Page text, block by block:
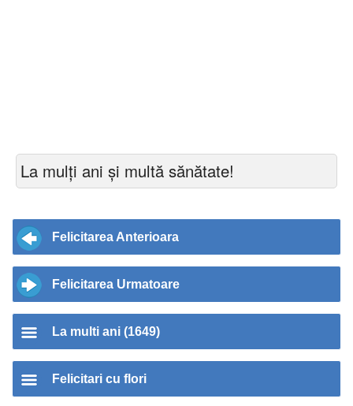
La mulți ani și multă sănătate!
Felicitarea Anterioara
Felicitarea Urmatoare
La multi ani (1649)
Felicitari cu flori